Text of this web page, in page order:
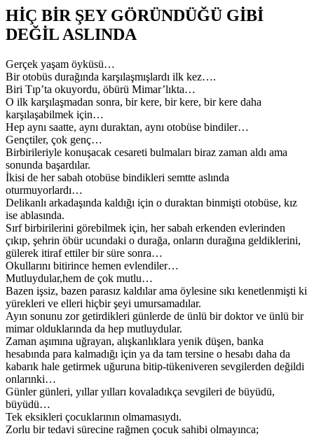
HİÇ BİR ŞEY GÖRÜNDÜĞÜ GİBİ
DEĞİL ASLINDA
Gerçek yaşam öyküsü…
Bir otobüs durağında karşılaşmışlardı ilk kez….
Biri Tıp’ta okuyordu, öbürü Mimar’lıkta…
O ilk karşılaşmadan sonra, bir kere, bir kere, bir kere daha
karşılaşabilmek için…
Hep aynı saatte, aynı duraktan, aynı otobüse bindiler…
Gençtiler, çok genç…
Birbirileriyle konuşacak cesareti bulmaları biraz zaman aldı ama
sonunda başardılar.
İkisi de her sabah otobüse bindikleri semtte aslında
oturmuyorlardı…
Delikanlı arkadaşında kaldığı için o duraktan binmişti otobüse, kız
ise ablasında.
Sırf birbirilerini görebilmek için, her sabah erkenden evlerinden
çıkıp, şehrin öbür ucundaki o durağa, onların durağına geldiklerini,
gülerek itiraf ettiler bir süre sonra…
Okullarını bitirince hemen evlendiler…
Mutluydular,hem de çok mutlu…
Bazen işsiz, bazen parasız kaldılar ama öylesine sıkı kenetlenmişti ki
yürekleri ve elleri hiçbir şeyi umursamadılar.
Ayın sonunu zor getirdikleri günlerde de ünlü bir doktor ve ünlü bir
mimar olduklarında da hep mutluydular.
Zaman aşımına uğrayan, alışkanlıklara yenik düşen, banka
hesabında para kalmadığı için ya da tam tersine o hesabı daha da
kabarık hale getirmek uğuruna bitip-tükeniveren sevgilerden değildi
onlarınki…
Günler günleri, yıllar yılları kovaladıkça sevgileri de büyüdü,
büyüdü…
Tek eksikleri çocuklarının olmamasıydı.
Zorlu bir tedavi sürecine rağmen çocuk sahibi olmayınca;